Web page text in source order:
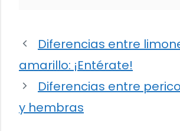
Diferencias entre
amarillo: ¡Entérate!
Diferencias entre
y hembras